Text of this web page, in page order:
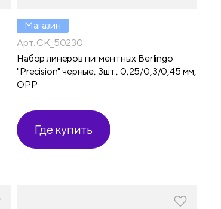
Магазин
Арт. CK_50230
Набор линеров пигментных Berlingo
"Precision" черные, 3шт., 0,25/0,3/0,45 мм,
OPP
Где купить